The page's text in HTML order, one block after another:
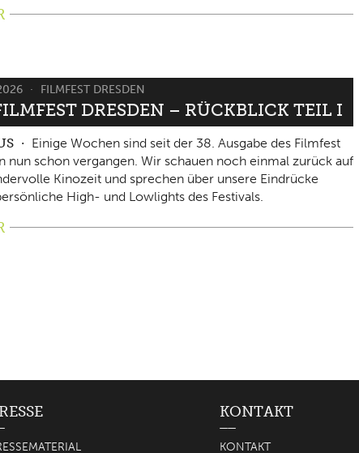
FILMFEST DRESDEN
DRESDEN – RÜCKBLICK TEIL I
Einige Wochen sind seit der 38. Ausgabe des Filmfest
nun schon vergangen. Wir schauen noch einmal zurück auf
Kinozeit und sprechen über unsere Eindrücke
High- und Lowlights des Festivals.
KONTAKT
KONTAKT